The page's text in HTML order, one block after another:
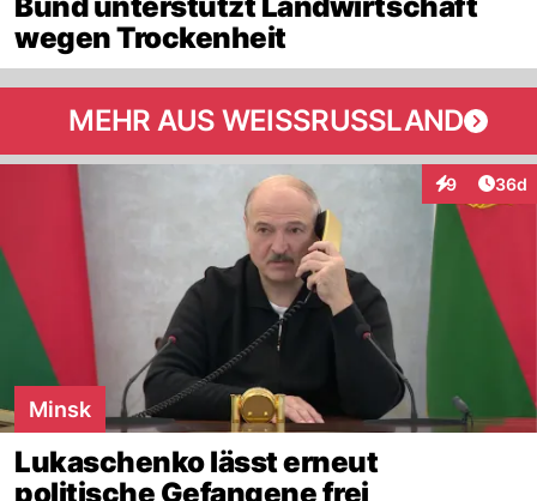
wegen Trockenheit
MEHR AUS WEISSRUSSLAND
9
Interaktionen
36d
Minsk
Lukaschenko lässt erneut
politische Gefangene frei